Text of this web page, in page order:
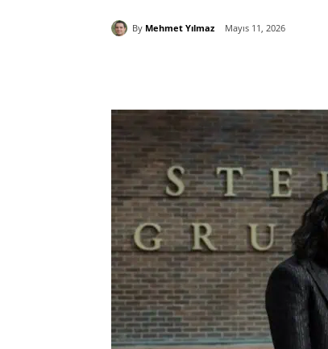
By Mehmet Yılmaz Mayıs 11, 2026